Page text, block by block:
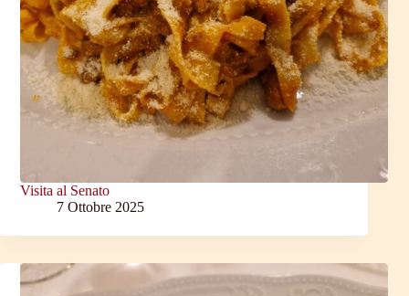
Visita al Senato
7 Ottobre 2025